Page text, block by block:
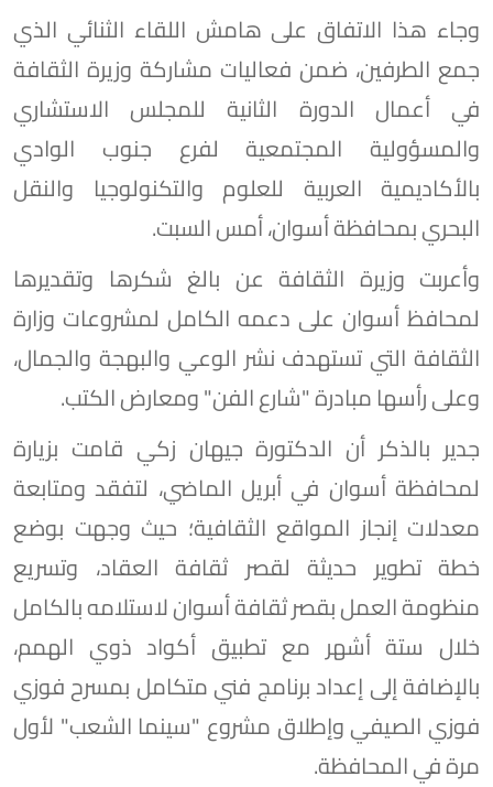
وجاء هذا الاتفاق على هامش اللقاء الثنائي الذي
جمع الطرفين، ضمن فعاليات مشاركة وزيرة الثقافة
في أعمال الدورة الثانية للمجلس الاستشاري
والمسؤولية المجتمعية لفرع جنوب الوادي
بالأكاديمية العربية للعلوم والتكنولوجيا والنقل
البحري بمحافظة أسوان، أمس السبت.
وأعربت وزيرة الثقافة عن بالغ شكرها وتقديرها
لمحافظ أسوان على دعمه الكامل لمشروعات وزارة
الثقافة التي تستهدف نشر الوعي والبهجة والجمال،
وعلى رأسها مبادرة "شارع الفن" ومعارض الكتب.
جدير بالذكر أن الدكتورة جيهان زكي قامت بزيارة
لمحافظة أسوان في أبريل الماضي، لتفقد ومتابعة
معدلات إنجاز المواقع الثقافية؛ حيث وجهت بوضع
خطة تطوير حديثة لقصر ثقافة العقاد، وتسريع
منظومة العمل بقصر ثقافة أسوان لاستلامه بالكامل
خلال ستة أشهر مع تطبيق أكواد ذوي الهمم،
بالإضافة إلى إعداد برنامج فني متكامل بمسرح فوزي
فوزي الصيفي وإطلاق مشروع "سينما الشعب" لأول
مرة في المحافظة.